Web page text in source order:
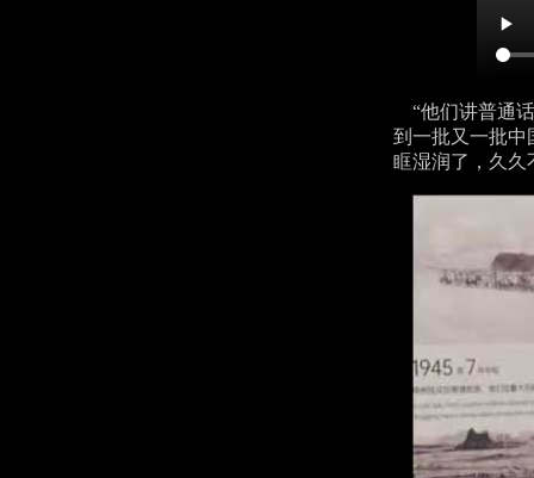
“他们讲普通
到一批又一批中
眶湿润了，久久